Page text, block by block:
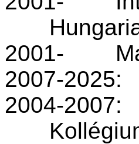
2001-
2007-2025:
2004-2007: